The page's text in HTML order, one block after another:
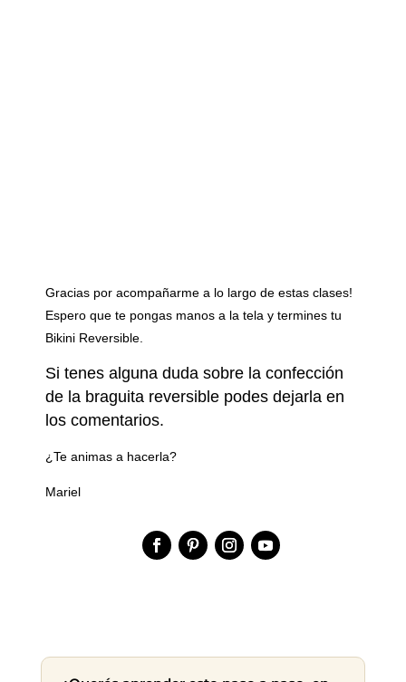
Gracias por acompañarme a lo largo de estas clases!
Espero que te pongas manos a la tela y termines tu
Bikini Reversible.
Si tenes alguna duda sobre la confección
de la braguita reversible podes dejarla en
los comentarios.
¿Te animas a hacerla?
Mariel